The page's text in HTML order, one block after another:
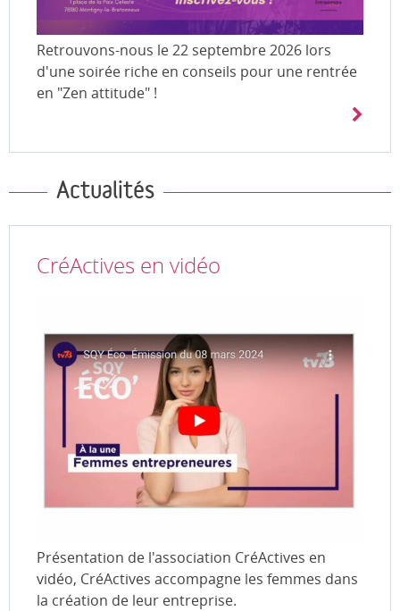
Retrouvons-nous le 22 septembre 2026 lors
d'une soirée riche en conseils pour une rentrée
en "Zen attitude" !
Actualités
CréActives en vidéo
Présentation de l'association CréActives en
vidéo, CréActives accompagne les femmes dans
la création de leur entreprise.